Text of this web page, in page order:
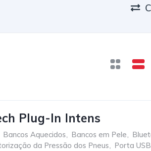
Plug-In Intens
Bancos Aquecidos, Bancos em Pele,
da Pressão dos Pneus, Porta USB